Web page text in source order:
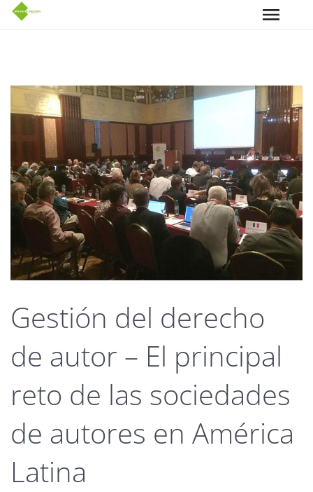
Pasar al contenido principal
Gestión del derecho
de autor – El principal
reto de las sociedades
de autores en América
Latina